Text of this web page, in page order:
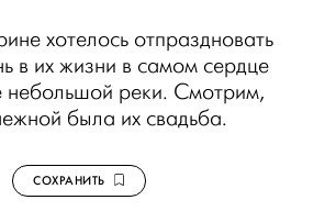
хотелось отпраздновать
в их жизни в самом сердце
небольшой реки. Смотрим,
была их свадьба.
СОХРАНИТЬ